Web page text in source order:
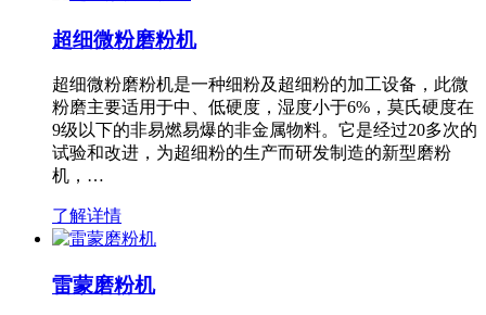
超细微粉磨粉机
超细微粉磨粉机是一种细粉及超细粉的加工设备，此微
粉磨主要适用于中、低硬度，湿度小于6%，莫氏硬度在
9级以下的非易燃易爆的非金属物料。它是经过20多次的
试验和改进，为超细粉的生产而研发制造的新型磨粉
机，…
了解详情
雷蒙磨粉机